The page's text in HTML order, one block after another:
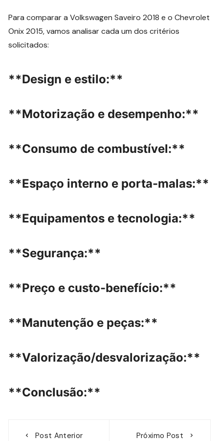
Para comparar a Volkswagen Saveiro 2018 e o Chevrolet
Onix 2015, vamos analisar cada um dos critérios
solicitados:
**Design e estilo:**
**Motorização e desempenho:**
**Consumo de combustível:**
**Espaço interno e porta-malas:**
**Equipamentos e tecnologia:**
**Segurança:**
**Preço e custo-benefício:**
**Manutenção e peças:**
**Valorização/desvalorização:**
**Conclusão:**
Post Anterior Próximo Post